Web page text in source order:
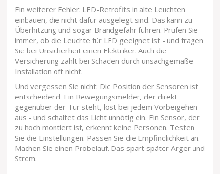
Ein weiterer Fehler: LED-Retrofits in alte Leuchten
einbauen, die nicht dafür ausgelegt sind. Das kann zu
Überhitzung und sogar Brandgefahr führen. Prüfen Sie
immer, ob die Leuchte für LED geeignet ist - und fragen
Sie bei Unsicherheit einen Elektriker. Auch die
Versicherung zahlt bei Schäden durch unsachgemäße
Installation oft nicht.
Und vergessen Sie nicht: Die Position der Sensoren ist
entscheidend. Ein Bewegungsmelder, der direkt
gegenüber der Tür steht, löst bei jedem Vorbeigehen
aus - und schaltet das Licht unnötig ein. Ein Sensor, der
zu hoch montiert ist, erkennt keine Personen. Testen
Sie die Einstellungen. Passen Sie die Empfindlichkeit an.
Machen Sie einen Probelauf. Das spart später Ärger und
Strom.